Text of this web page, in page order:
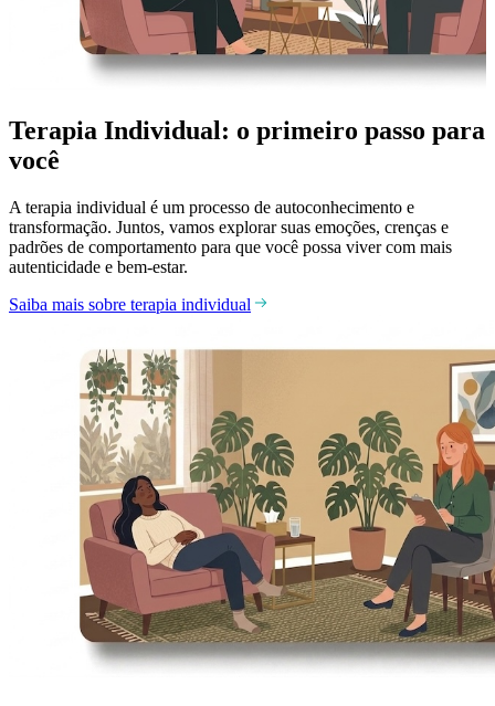
Terapia Individual: o primeiro passo para
você
A terapia individual é um processo de autoconhecimento e
transformação. Juntos, vamos explorar suas emoções, crenças e
padrões de comportamento para que você possa viver com mais
autenticidade e bem-estar.
Saiba mais sobre terapia individual